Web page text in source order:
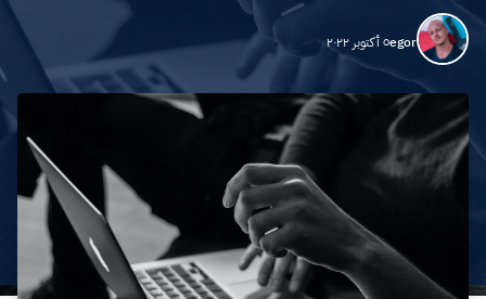
egor٥ أكتوبر ٢٠٢٢